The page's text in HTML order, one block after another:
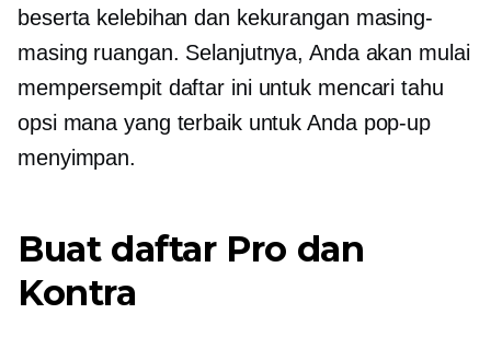
beserta kelebihan dan kekurangan masing-
masing ruangan. Selanjutnya, Anda akan mulai
mempersempit daftar ini untuk mencari tahu
opsi mana yang terbaik untuk Anda pop-up
menyimpan.
Buat daftar Pro dan
Kontra